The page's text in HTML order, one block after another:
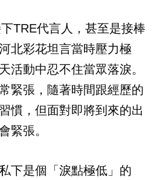
TRE代言人，甚至是接棒
北彩花坦言當時壓力極
活動中忍不住當眾落淚。
緊張，隨著時間跟經歷的
慣，但面對即將到來的出
緊張。
下是個「淚點極低」的